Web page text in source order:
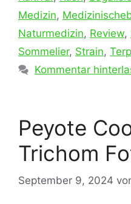
Medizin,
Naturmedizin, Review,
Sommelier, Strain,
Kommentar
Peyote
Trichom
September 9, 2024